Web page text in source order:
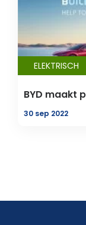
ELEKTRISCH
BYD maakt
30 sep 2022